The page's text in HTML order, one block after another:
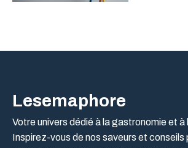
Lesemaphore
Votre univers dédié à la gastronomie et à
Inspirez-vous de nos saveurs et conseils